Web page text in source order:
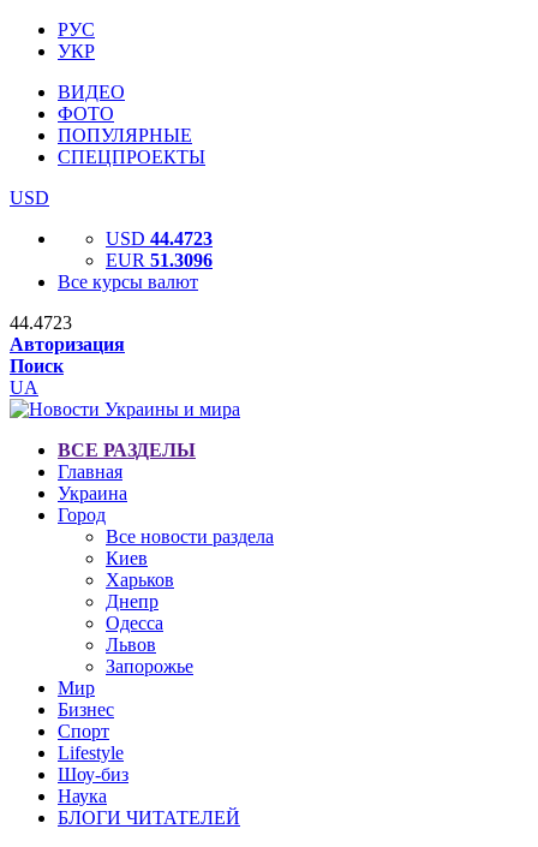
РУС
УКР
ВИДЕО
ФОТО
ПОПУЛЯРНЫЕ
СПЕЦПРОЕКТЫ
USD
USD 44.4723
EUR 51.3096
Все курсы валют
44.4723
Авторизация
Поиск
UA
ВСЕ РАЗДЕЛЫ
Главная
Украина
Город
Все новости раздела
Киев
Харьков
Днепр
Одесса
Львов
Запорожье
Мир
Бизнес
Спорт
Lifestyle
Шоу-биз
Наука
БЛОГИ ЧИТАТЕЛЕЙ